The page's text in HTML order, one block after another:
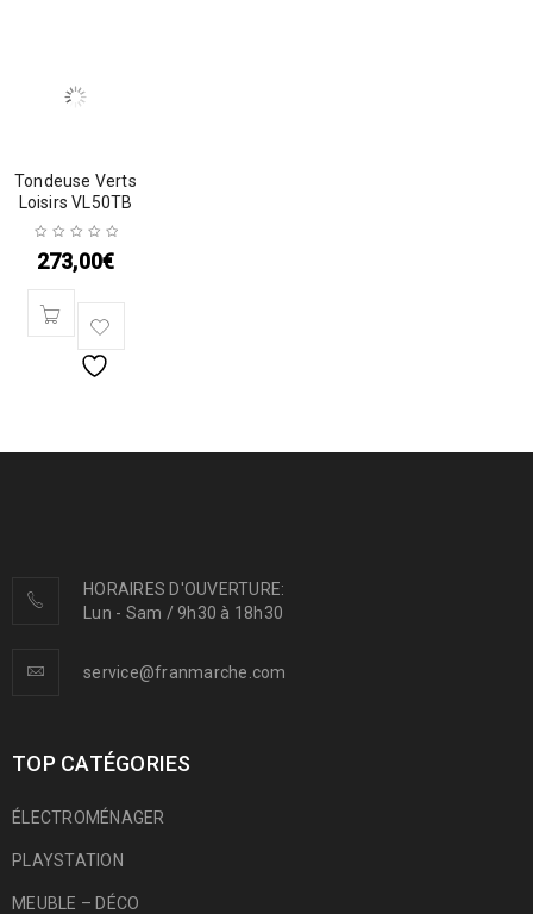
Tondeuse Verts
Loisirs VL50TB
273,00€
HORAIRES D'OUVERTURE:
Lun - Sam / 9h30 à 18h30
service@franmarche.com
TOP CATÉGORIES
ÉLECTROMÉNAGER
PLAYSTATION
MEUBLE – DÉCO